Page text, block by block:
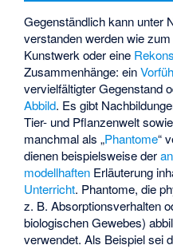
Gegenständlich kann unter
verstanden werden wie
Kunstwerk oder eine
Zusammenhänge: ein
vervielfältigter Gegenstand
Abbild. Es gibt
Tier- und Pflanzenwelt
manchmal als „Phantome“
dienen beispielsweise der
modellhaften Erläuterung
Unterricht. Phantome, die
z. B. Absorptionsverhalten
biologischen Gewebes)
verwendet. Als Beispiel sei